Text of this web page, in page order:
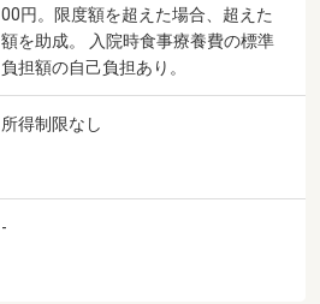
00円。限度額を超えた場合、超えた
額を助成。 入院時食事療養費の標準
負担額の自己負担あり。
所得制限なし
-